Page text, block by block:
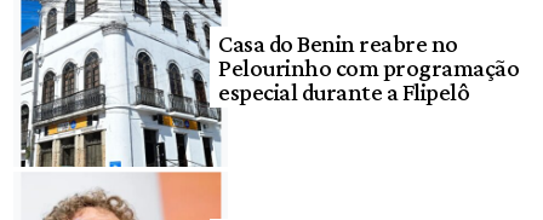
Casa do Benin reabre no
Pelourinho com programação
especial durante a Flipelô